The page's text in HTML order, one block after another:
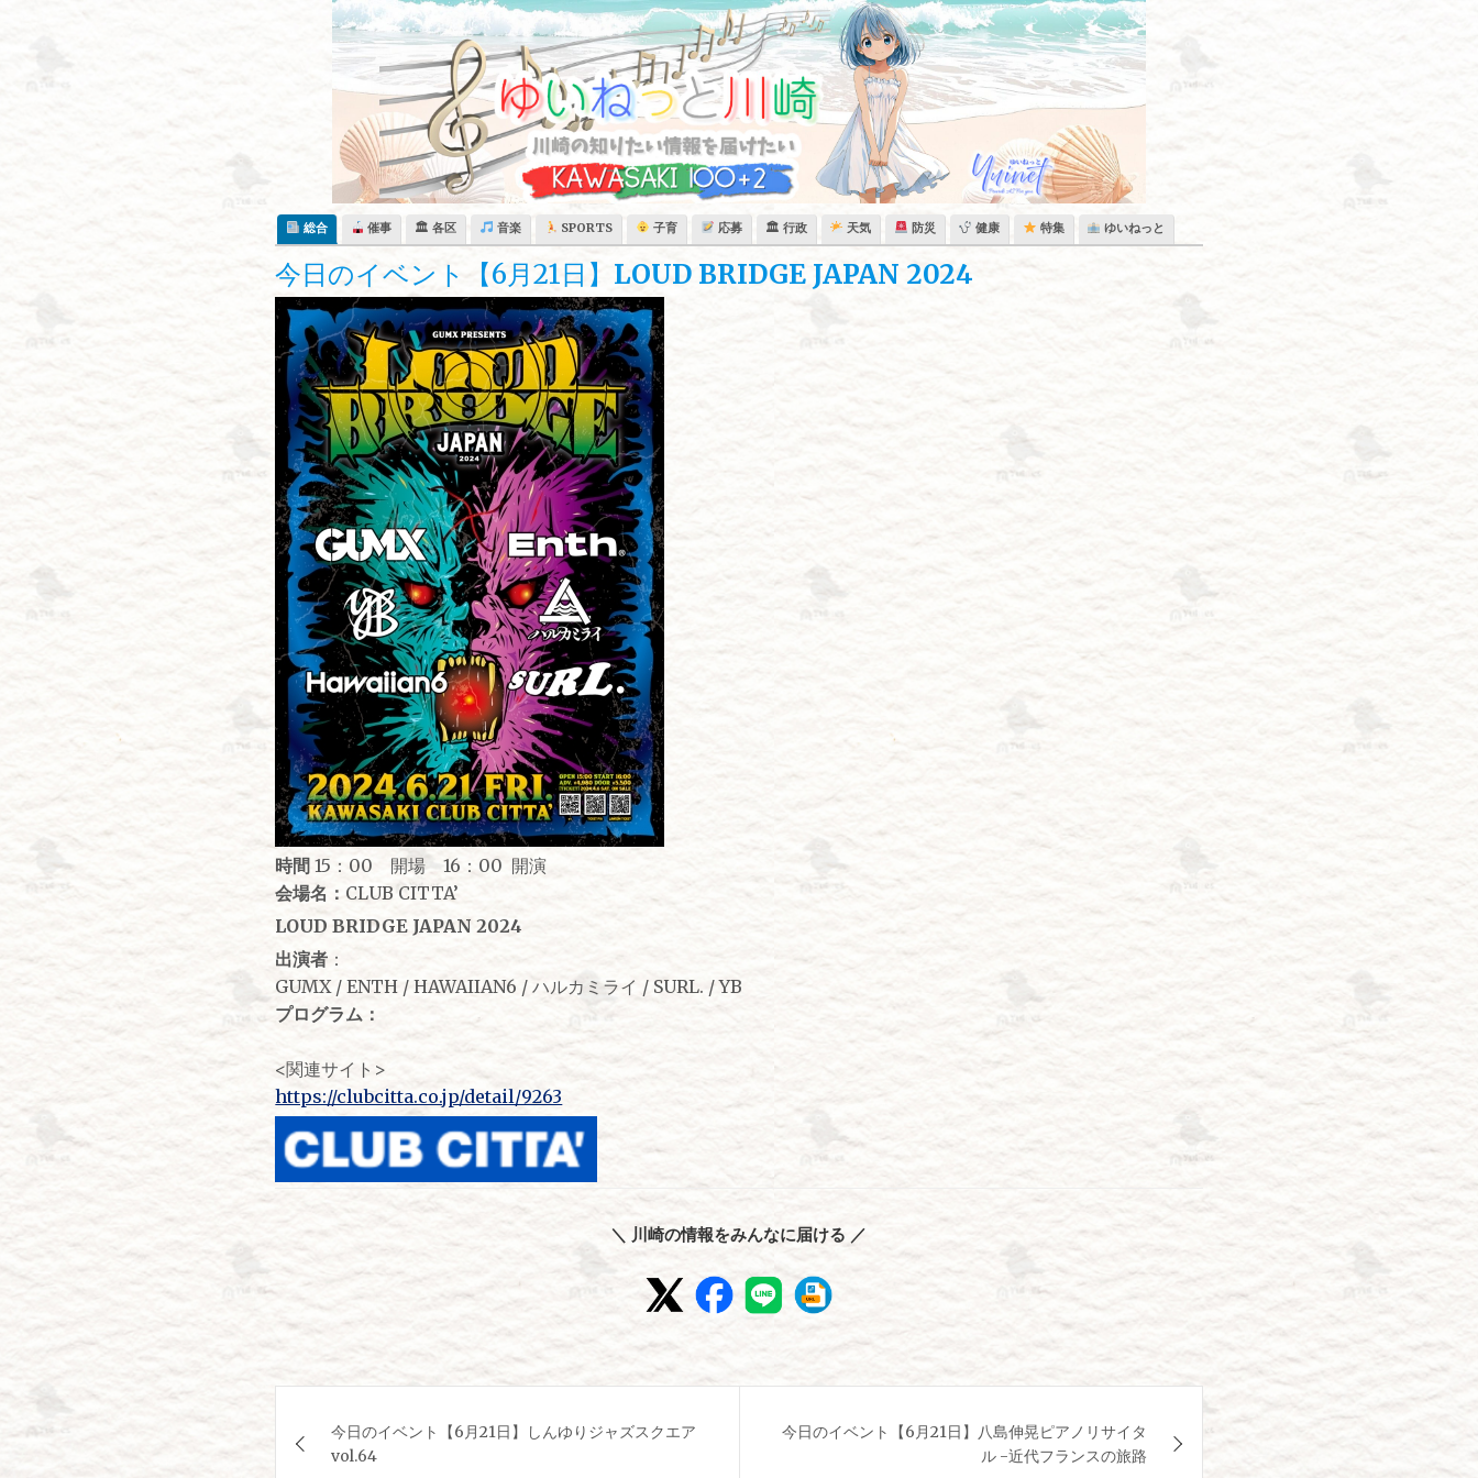
総合 催事 🏛 各区 音楽 SPORTS 子育 応募 🏛 行政 天気 防災 健康 特集 ゆいねっと
今日のイベント【6月21日】 LOUD BRIDGE JAPAN 2024
時間15：00 開場 16：00 開演
会場名： CLUB CITTA’
LOUD BRIDGE JAPAN 2024
出演者 ：
GUMX / ENTH / HAWAIIAN6 / ハルカミライ / SURL. / YB
プログラム：
<関連サイト>
https://clubcitta.co.jp/detail/9263
＼ 川崎の情報をみんなに届ける ／
稿
今日のイベント【6月21日】しんゆりジャズスクエア
vol.64
今日のイベント【6月21日】八島伸晃ピアノリサイタ
ル -近代フランスの旅路